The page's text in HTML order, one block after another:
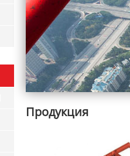
Продукция